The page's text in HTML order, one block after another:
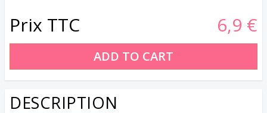
Prix TTC 6,9 €
DESCRIPTION